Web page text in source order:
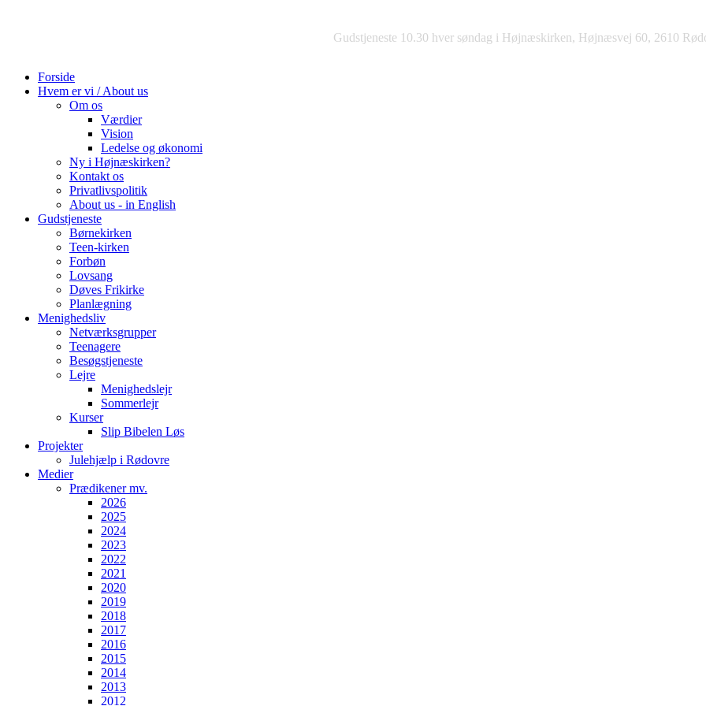
Gudstjeneste 10.30 hver søndag i Højnæskirken, Højnæsvej 60, 2610
Forside
Hvem er vi / About us
Om os
Værdier
Vision
Ledelse og økonomi
Ny i Højnæskirken?
Kontakt os
Privatlivspolitik
About us - in English
Gudstjeneste
Børnekirken
Teen-kirken
Forbøn
Lovsang
Døves Frikirke
Planlægning
Menighedsliv
Netværksgrupper
Teenagere
Besøgstjeneste
Lejre
Menighedslejr
Sommerlejr
Kurser
Slip Bibelen Løs
Projekter
Julehjælp i Rødovre
Medier
Prædikener mv.
2026
2025
2024
2023
2022
2021
2020
2019
2018
2017
2016
2015
2014
2013
2012